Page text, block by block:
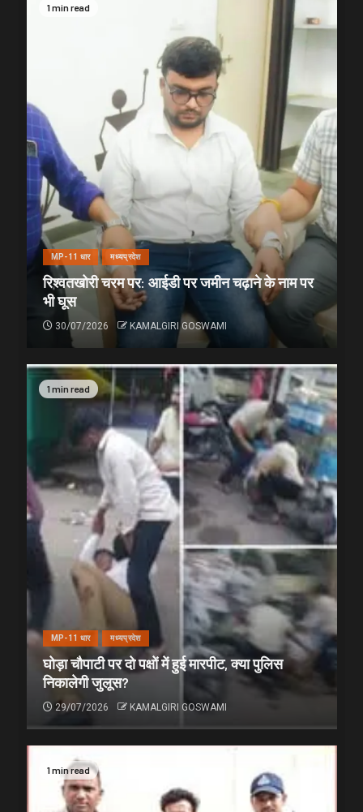
1 min read
MP-11 धार मध्यप्रदेश
रिश्वतखोरी चरम पर: आईडी पर जमीन चढ़ाने के नाम पर
भी घूस
30/07/2026 KAMALGIRI GOSWAMI
1 min read
MP-11 धार मध्यप्रदेश
घोड़ा चौपाटी पर दो पक्षों में हुई मारपीट, क्या पुलिस
निकालेगी जुलूस?
29/07/2026 KAMALGIRI GOSWAMI
1 min read